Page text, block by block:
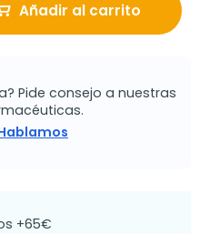
Añadir al carrito
Pide consejo a nuestras
+65€